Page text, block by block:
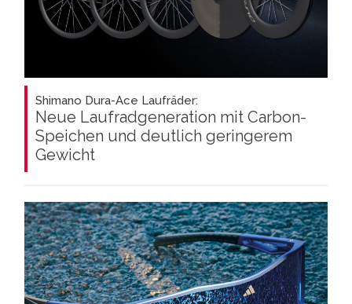
Shimano Dura-Ace Laufräder:
Neue Laufradgeneration mit Carbon-
Speichen und deutlich geringerem
Gewicht